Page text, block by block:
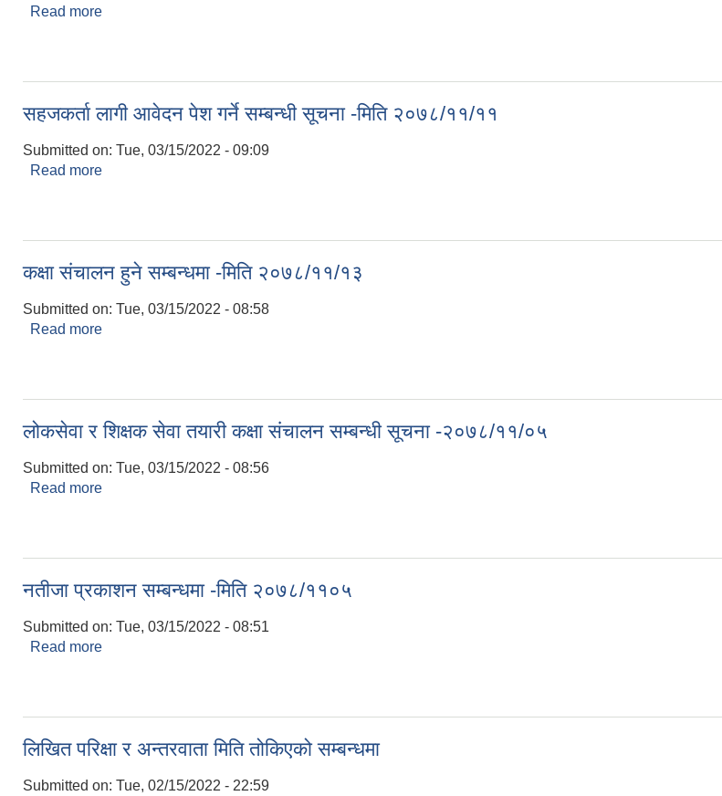
Read more
सहजकर्ता लागी आवेदन पेश गर्ने सम्बन्धी सूचना -मिति २०७८/११/११
Submitted on: Tue, 03/15/2022 - 09:09
Read more
कक्षा संचालन हुने सम्बन्धमा -मिति २०७८/११/१३
Submitted on: Tue, 03/15/2022 - 08:58
Read more
लोकसेवा र शिक्षक सेवा तयारी कक्षा संचालन सम्बन्धी सूचना -२०७८/११/०५
Submitted on: Tue, 03/15/2022 - 08:56
Read more
नतीजा प्रकाशन सम्बन्धमा -मिति २०७८/११०५
Submitted on: Tue, 03/15/2022 - 08:51
Read more
लिखित परिक्षा र अन्तरवाता मिति तोकिएको सम्बन्धमा
Submitted on: Tue, 02/15/2022 - 22:59